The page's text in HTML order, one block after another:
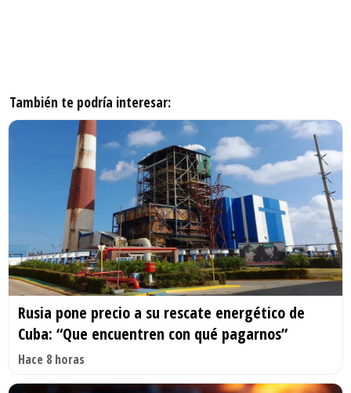
También te podría interesar:
Rusia pone precio a su rescate energético de
Cuba: “Que encuentren con qué pagarnos”
Hace 8 horas